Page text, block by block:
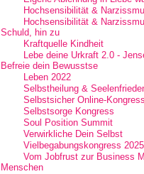
Hochsensibilität &
Hochsensibilität &
Schuld, hin zu
Kraftquelle Kindheit
Lebe deine Urkraft 2.0 -
Befreie dein Bewusstse
Leben 2022
Selbstheilung &
Selbstsicher Online-
Selbstsorge Kongress
Soul Position Summit
Verwirkliche Dein Selbst
Vielbegabungskongress 2025
Vom Jobfrust zur Business
Menschen